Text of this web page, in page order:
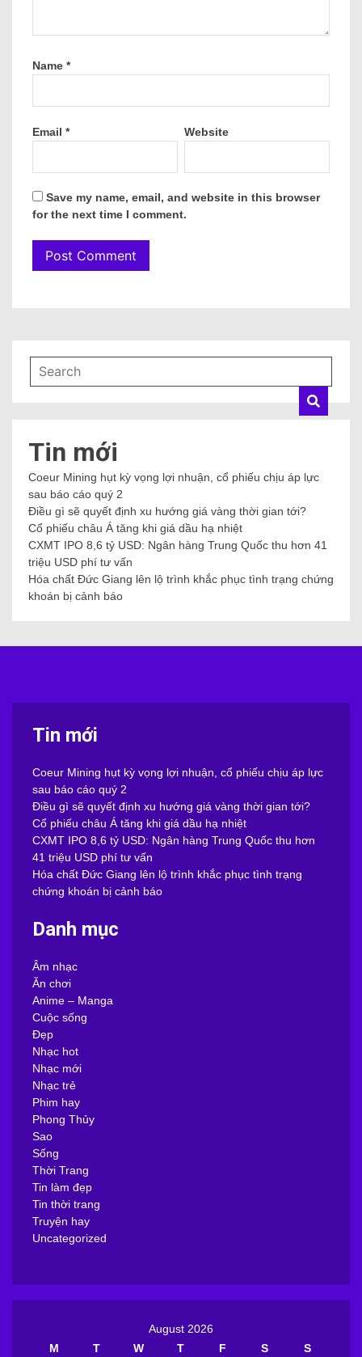
Name *
Email * Website
Save my name, email, and website in this browser
for the next time I comment.
Tin mới
Coeur Mining hụt kỳ vọng lợi nhuận, cổ phiếu chịu áp lực
sau báo cáo quý 2
Điều gì sẽ quyết định xu hướng giá vàng thời gian tới?
Cổ phiếu châu Á tăng khi giá dầu hạ nhiệt
CXMT IPO 8,6 tỷ USD: Ngân hàng Trung Quốc thu hơn 41
triệu USD phí tư vấn
Hóa chất Đức Giang lên lộ trình khắc phục tình trạng chứng
khoán bị cảnh báo
Tin mới
Coeur Mining hụt kỳ vọng lợi nhuận, cổ phiếu chịu áp lực
sau báo cáo quý 2
Điều gì sẽ quyết định xu hướng giá vàng thời gian tới?
Cổ phiếu châu Á tăng khi giá dầu hạ nhiệt
CXMT IPO 8,6 tỷ USD: Ngân hàng Trung Quốc thu hơn
41 triệu USD phí tư vấn
Hóa chất Đức Giang lên lộ trình khắc phục tình trạng
chứng khoán bị cảnh báo
Danh mục
Âm nhạc
Ăn chơi
Anime – Manga
Cuộc sống
Đẹp
Nhạc hot
Nhạc mới
Nhạc trẻ
Phim hay
Phong Thủy
Sao
Sống
Thời Trang
Tin làm đẹp
Tin thời trang
Truyện hay
Uncategorized
August 2026
M
T W T F S S